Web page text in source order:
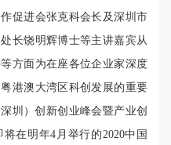
促进会张克科会长及深圳市
长饶明辉博士等主讲嘉宾从
方面为在座各位企业家深度
港澳大湾区科创发展的重要
圳）创新创业峰会暨产业创
在明年4月举行的2020中国